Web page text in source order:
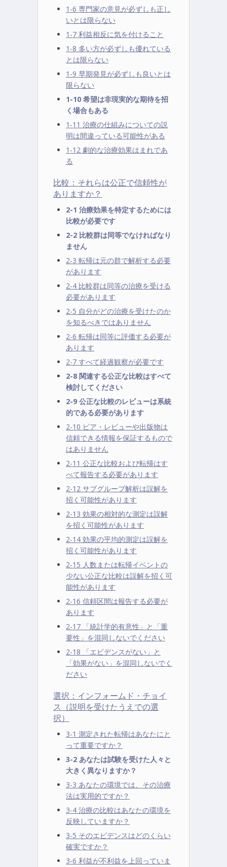
1-6 専門家の意見が必ずしも正し
いとは限らない
1-7 利益相反に気を付けること
1-8 多い方が必ずしも優れている
とは限らない
1-9 早期発見が必ずしも良いとは
限らない
1-10 希望は非現実的な期待を招
く場合もある
1-11 治療の仕組みについての説
明は間違っている可能性がある
1-12 劇的な治療効果はまれであ
る
比較：それらは公正で信頼性が
ありますか？
2-1 治療効果を特定するためには
比較が必要です
2-2 比較群は同等でなければなり
ません
2-3 転帰は元の群で解析する必要
があります
2-4 比較群は同等の治療を受ける
必要があります
2-5 自分がどの治療を受けたのか
を知るべきではありません
2-6 転帰は同等に評価する必要が
あります
2-7 すべて経過観察が必要です
2-8 関連する公正な比較はすべて
検討してください
2-9 公正な比較のレビューは系統
的である必要があります
2-10 ピア・レビューや出版物は
信頼できる情報を保証するもので
はありません
2-11 公正な比較および転帰はす
べて報告する必要があります
2-12 サブグループ解析は誤解を
招く可能性があります
2-13 効果の相対的な測定は誤解
を招く可能性があります
2-14 効果の平均的測定は誤解を
招く可能性があります
2-15 人数または転帰イベントの
少ない公正な比較は誤解を招く可
能性があります
2-16 信頼区間は報告する必要が
あります
2-17 「統計学的有意性」と「重
要性」を混同しないでください
2-18 「エビデンスがない」と
「効果がない」を混同しないでく
ださい
選択：インフォームド・チョイ
ス（説明を受けたうえでの選
択）
3-1 測定された転帰はあなたにと
って重要ですか？
3-2 あなたは試験を受けた人々と
大きく異なりますか？
3-3 あなたの環境では、その治療
法は実用的ですか？
3-4 治療の比較はあなたの環境を
反映していますか？
3-5 そのエビデンスはどのくらい
確実ですか？
3-6 利益が不利益を上回っていま